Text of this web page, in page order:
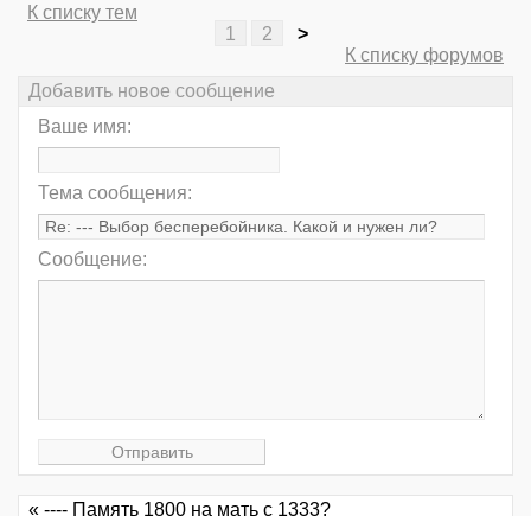
К списку тем
1
2
>
К списку форумов
Добавить новое сообщение
Ваше имя:
Тема сообщения:
Сообщение:
« ---- Память 1800 на мать с 1333?